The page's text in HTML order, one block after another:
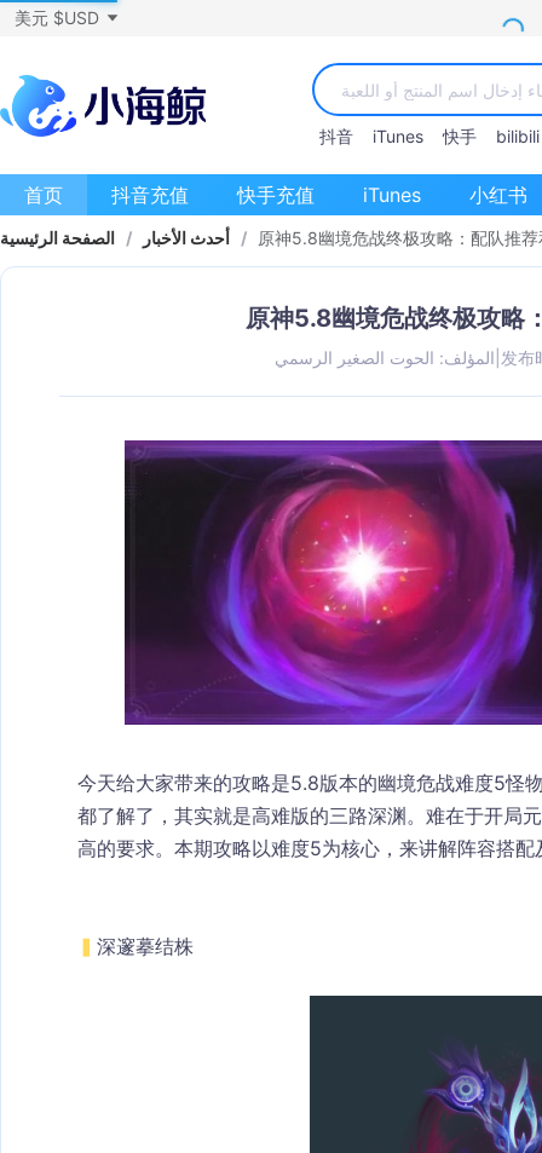
美元 $USD
抖音 iTunes 快手 bilibili
首页 抖音充值 快手充值 iTunes 小红书
الصفحة الرئيسية / أحدث الأخبار / 原神5.8幽境危战终极攻略：配队推
原神5.8幽境危战终极攻略
المؤلف: الحوت الصغير الرسمي 发
今天给大家带来的攻略是5.8版本的幽境危战难度5怪
都了解了，其实就是高难版的三路深渊。难在于开局
高的要求。本期攻略以难度5为核心，来讲解阵容搭配
▍ 深邃摹结株